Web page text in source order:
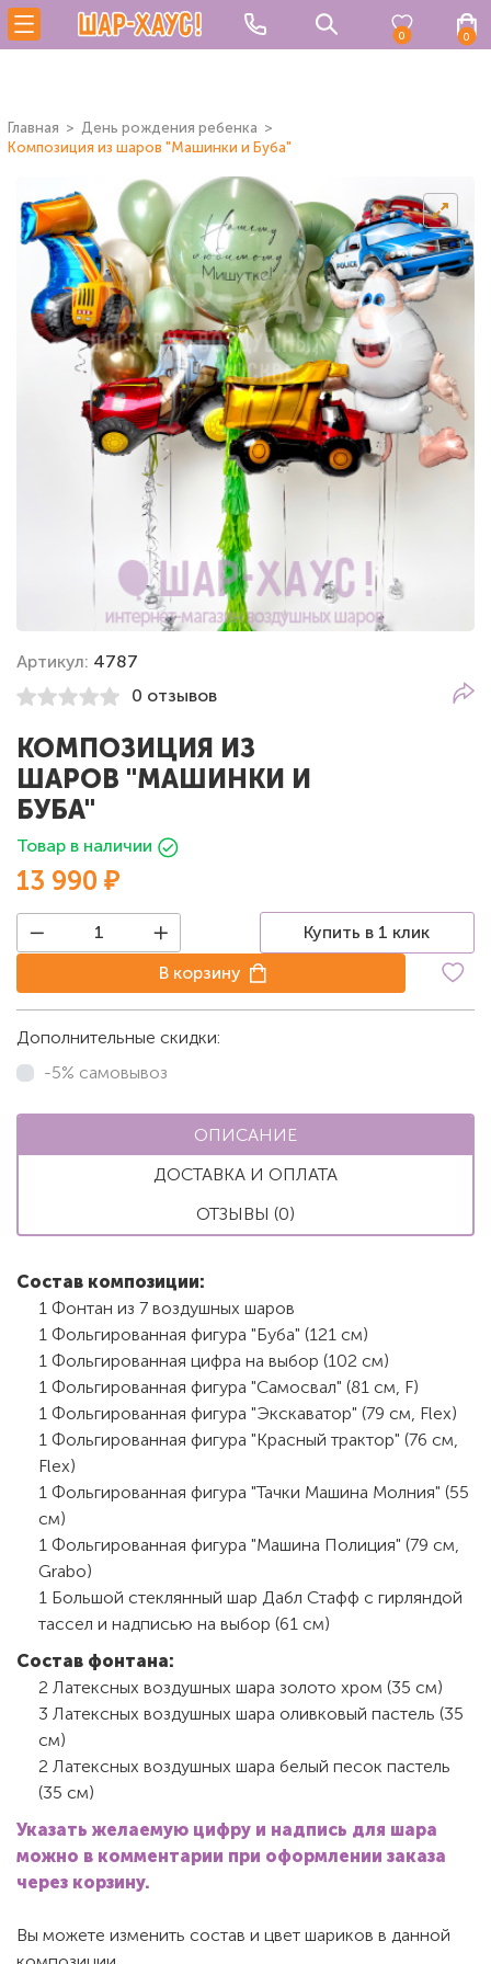
0 0
Главная
День рождения ребенка
Композиция из шаров "Машинки и Буба"
Артикул: 4787
0 отзывов
КОМПОЗИЦИЯ ИЗ
ШАРОВ "МАШИНКИ И
БУБА"
Товар в наличии
13 990 ₽
Купить в 1 клик
В корзину
Дополнительные скидки:
-5% самовывоз
ОПИСАНИЕ
ДОСТАВКА И ОПЛАТА
ОТЗЫВЫ (0)
Состав композиции:
1 Фонтан из 7 воздушных шаров
1 Фольгированная фигура "Буба" (121 см)
1 Фольгированная цифра на выбор (102 см)
1 Фольгированная фигура "Самосвал" (81 см, F)
1 Фольгированная фигура "Экскаватор" (79 см, Flex)
1 Фольгированная фигура "Красный трактор" (76 см,
Flex)
1 Фольгированная фигура "Тачки Машина Молния" (55
см)
1 Фольгированная фигура "Машина Полиция" (79 см,
Grabo)
1 Большой стеклянный шар Дабл Стафф с гирляндой
тассел и надписью на выбор (61 см)
Состав фонтана:
2 Латексных воздушных шара золото хром (35 см)
3 Латексных воздушных шара оливковый пастель (35
см)
2 Латексных воздушных шара белый песок пастель
(35 см)
Указать желаемую цифру и надпись для шара
можно в комментарии при оформлении заказа
через корзину.
Вы можете изменить состав и цвет шариков в данной